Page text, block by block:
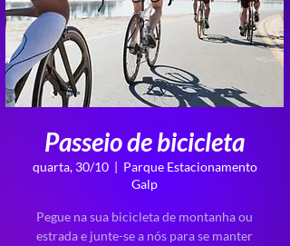
Passeio de bicicleta
quarta, 30/10
  |
Parque Estacionamento
Galp
Pegue na sua bicicleta de montanha ou
estrada e junte-se a nós para se manter